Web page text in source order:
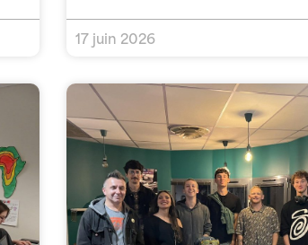
17 juin 2026